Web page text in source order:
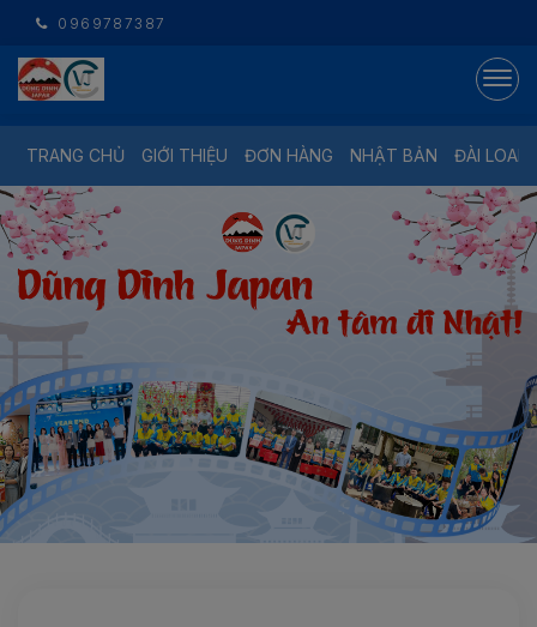
0969787387
TRANG CHỦ GIỚI THIỆU ĐƠN HÀNG NHẬT BẢN ĐÀI LOAN